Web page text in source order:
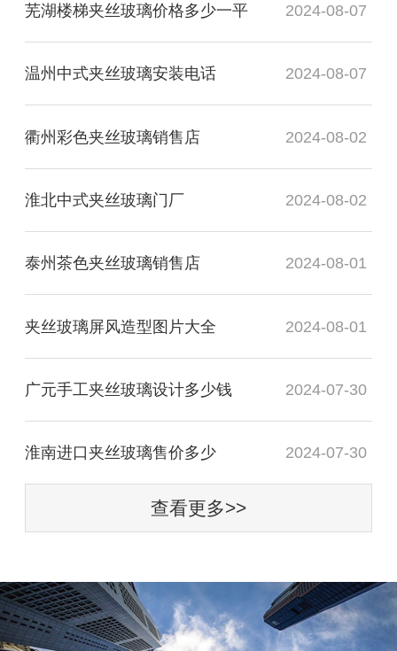
芜湖楼梯夹丝玻璃价格多少一平 2024-08-07
温州中式夹丝玻璃安装电话 2024-08-07
衢州彩色夹丝玻璃销售店 2024-08-02
淮北中式夹丝玻璃门厂 2024-08-02
泰州茶色夹丝玻璃销售店 2024-08-01
夹丝玻璃屏风造型图片大全 2024-08-01
广元手工夹丝玻璃设计多少钱 2024-07-30
淮南进口夹丝玻璃售价多少 2024-07-30
查看更多>>